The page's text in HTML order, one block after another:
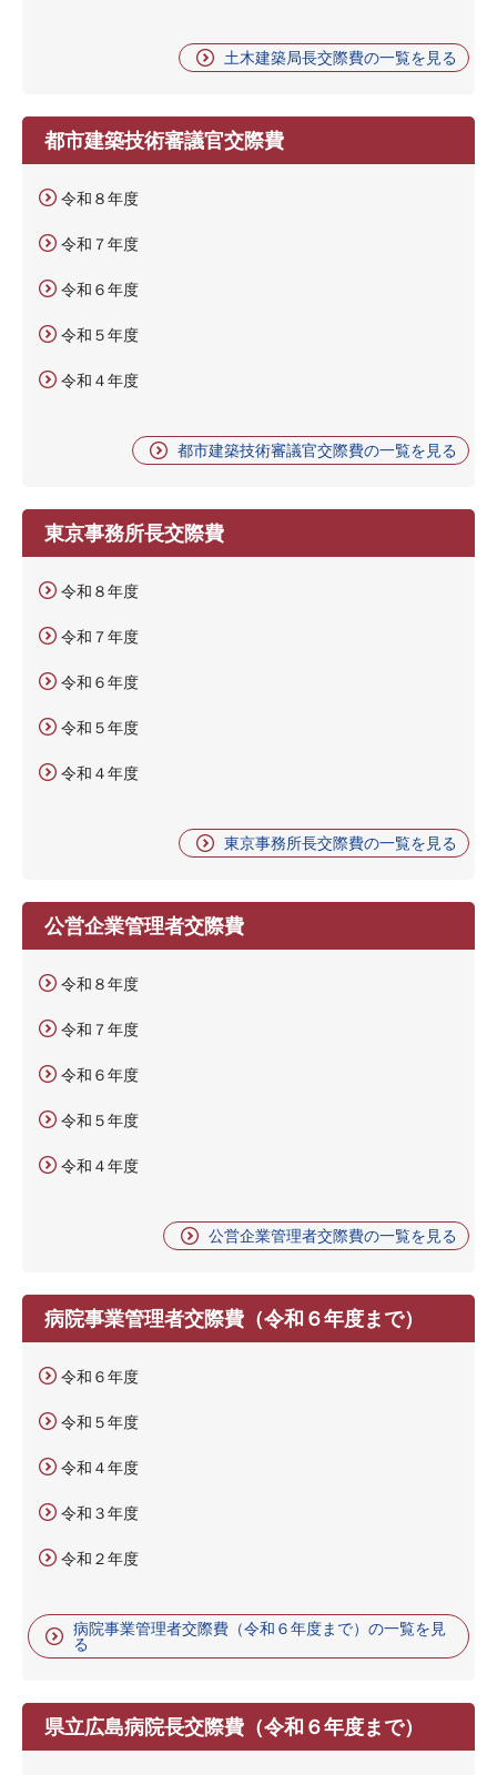
土木建築局長交際費の一覧を見る
都市建築技術審議官交際費
令和８年度
令和７年度
令和６年度
令和５年度
令和４年度
都市建築技術審議官交際費の一覧を見る
東京事務所長交際費
令和８年度
令和７年度
令和６年度
令和５年度
令和４年度
東京事務所長交際費の一覧を見る
公営企業管理者交際費
令和８年度
令和７年度
令和６年度
令和５年度
令和４年度
公営企業管理者交際費の一覧を見る
病院事業管理者交際費（令和６年度まで）
令和６年度
令和５年度
令和４年度
令和３年度
令和２年度
病院事業管理者交際費（令和６年度まで）の一覧を見
る
県立広島病院長交際費（令和６年度まで）